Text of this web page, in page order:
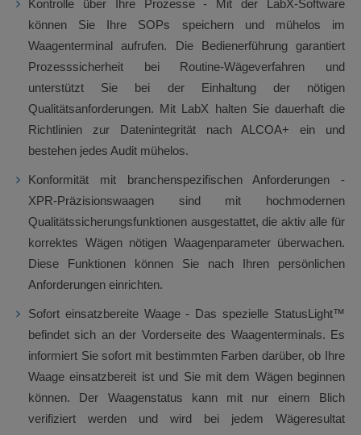
Kontrolle über Ihre Prozesse - Mit der LabX-Software
können Sie Ihre SOPs speichern und mühelos im
Waagenterminal aufrufen. Die Bedienerführung garantiert
Prozesssicherheit bei Routine-Wägeverfahren und
unterstützt Sie bei der Einhaltung der nötigen
Qualitätsanforderungen. Mit LabX halten Sie dauerhaft die
Richtlinien zur Datenintegrität nach ALCOA+ ein und
bestehen jedes Audit mühelos.
Konformität mit branchenspezifischen Anforderungen -
XPR-Präzisionswaagen sind mit hochmodernen
Qualitätssicherungsfunktionen ausgestattet, die aktiv alle für
korrektes Wägen nötigen Waagenparameter überwachen.
Diese Funktionen können Sie nach Ihren persönlichen
Anforderungen einrichten.
Sofort einsatzbereite Waage - Das spezielle StatusLight™
befindet sich an der Vorderseite des Waagenterminals. Es
informiert Sie sofort mit bestimmten Farben darüber, ob Ihre
Waage einsatzbereit ist und Sie mit dem Wägen beginnen
können. Der Waagenstatus kann mit nur einem Blich
verifiziert werden und wird bei jedem Wägeresultat